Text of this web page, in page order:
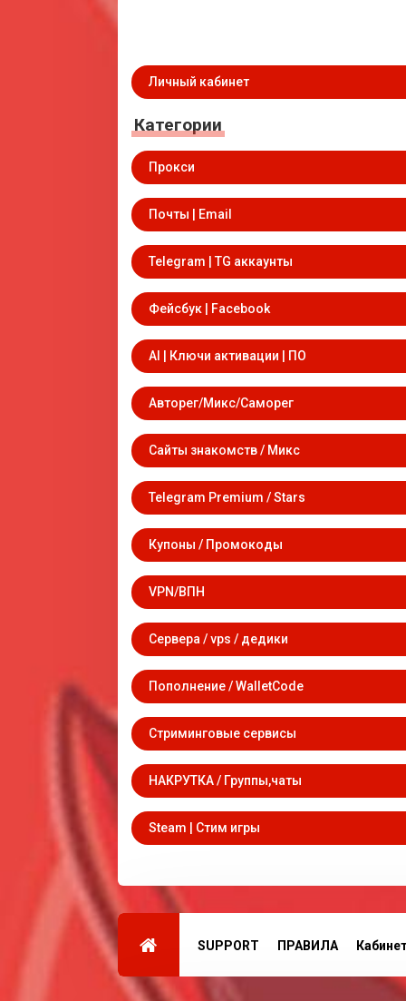
Личный кабинет
Категории
Прокси
Почты | Email
Telegram | TG аккаунты
Фейсбук | Facebook
AI | Ключи активации | ПО
Авторег/Микс/Саморег
Сайты знакомств / Микс
Telegram Premium / Stars
Купоны / Промокоды
VPN/ВПН
Сервера / vps / дедики
Пополнение / WalletCode
Стриминговые сервисы
НАКРУТКА / Группы,чаты
Steam | Стим игры
SUPPORT ПРАВИЛА